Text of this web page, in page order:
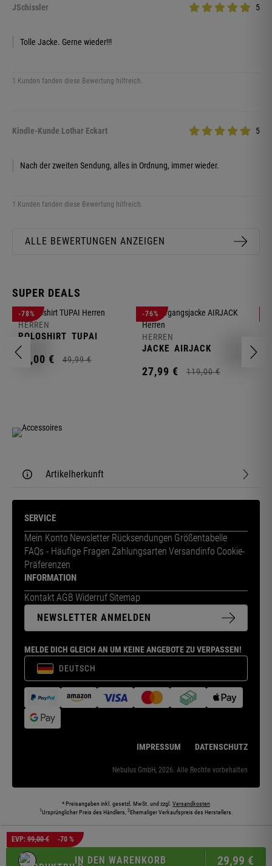
EVP: 99,00 € -70 %
IN DEN WARENKORB 29,99 €
JSchissler 5
Tolle Jacke. Gerne wieder!!!
1 Kunden fanden diese Bewertung hilfreich.
Kindle-Kunde Lothar Eckart 5
Nach der zweiten Sendung, alles in Ordnung, immer wieder.
1 Kunden fanden diese Bewertung hilfreich.
ALLE BEWERTUNGEN ANZEIGEN
SUPER DEALS
-78%
HERREN
POLOSHIRT TUPAI
11,00 € 49,99 €
-76%
HERREN
JACKE AIRJACK
27,99 € 119,00 €
Artikelherkunft
SERVICE
Mein Konto Newsletter Rücksendungen Größentabelle
FAQs - Häufige Fragen Zahlungsarten Versandinfo Cookie-
Präferenzen
INFORMATION
Kontakt AGB Widerruf Sitemap
NEWSLETTER ANMELDEN
MELDE DICH GLEICH AN UM KEINE ANGEBOTE ZU VERPASSEN!
DEUTSCH
IMPRESSUM DATENSCHUTZ
Nebulus GmbH, 2026. Alle Rechte vorbehalten
* Preisangaben inkl. gesetzl. MwSt. und zzgl. Versandkosten
1Ursprünglicher Preis des Händlers, 2Ehemaliger Verkaufspreis des Herstellers.
Die abgebildeten Models und Umgebungen können teilweise KI-generiert sein. Die
dargestellten Produkte entsprechen den angebotenen Artikeln.